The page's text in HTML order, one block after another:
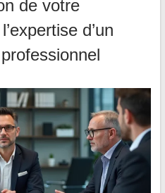
de votre
d’un